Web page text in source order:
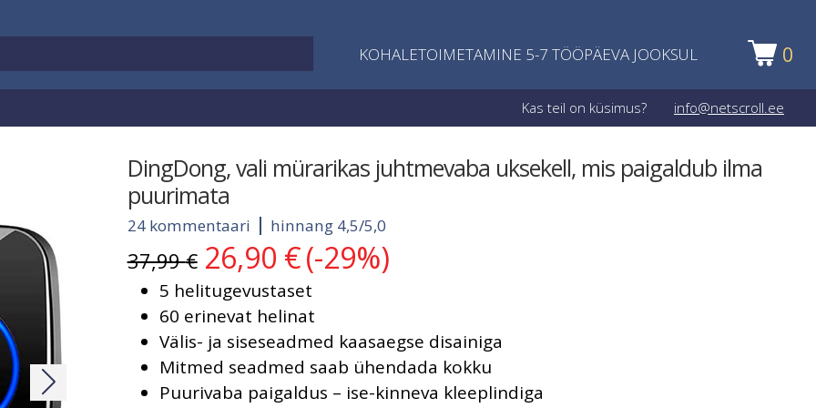
KOHALETOIMETAMINE 5-7 TÖÖPÄEVA JOOKSUL 0
Kas teil on küsimus? info@netscroll.ee
DingDong, vali mürarikas juhtmevaba uksekell, mis paigaldub ilma
puurimata
24 kommentaari hinnang 4,5/5,0
37,99€ Algne
hind
oli:
37,99 €.
26,90 €Current
price
is:
26,90 €.
(-29%)
5 helitugevustaset
60 erinevat helinat
Välis- ja siseseadmed kaasaegse disainiga
Mitmed seadmed saab ühendada kokku
Puurivaba paigaldus – ise-kinneva kleeplindiga